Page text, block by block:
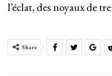
l’éclat, des noyaux de
Share